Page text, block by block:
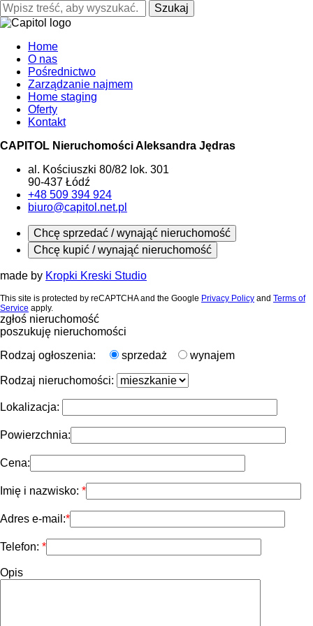
Szukaj
Home
O nas
Pośrednictwo
Zarządzanie najmem
Home staging
Oferty
Kontakt
CAPITOL Nieruchomości Aleksandra Jędras
al. Kościuszki 80/82 lok. 301
90-437 Łódź
+48 509 394 924
biuro@capitol.net.pl
Chcę sprzedać / wynająć nieruchomość
Chcę kupić / wynająć nieruchomość
made by Kropki Kreski Studio
This site is protected by reCAPTCHA and the Google Privacy Policy and Terms of
Service apply.
zgłoś nieruchomość
poszukuję nieruchomości
Rodzaj ogłoszenia:
sprzedaż wynajem
Rodzaj nieruchomości:
Lokalizacja:
Powierzchnia:
Cena:
Imię i nazwisko:
Adres e-mail:
Telefon:
Opis